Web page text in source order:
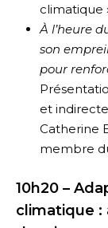
climatique
À l’heure
son
pour
et
Catherine
membre
10h20 –
climatique :